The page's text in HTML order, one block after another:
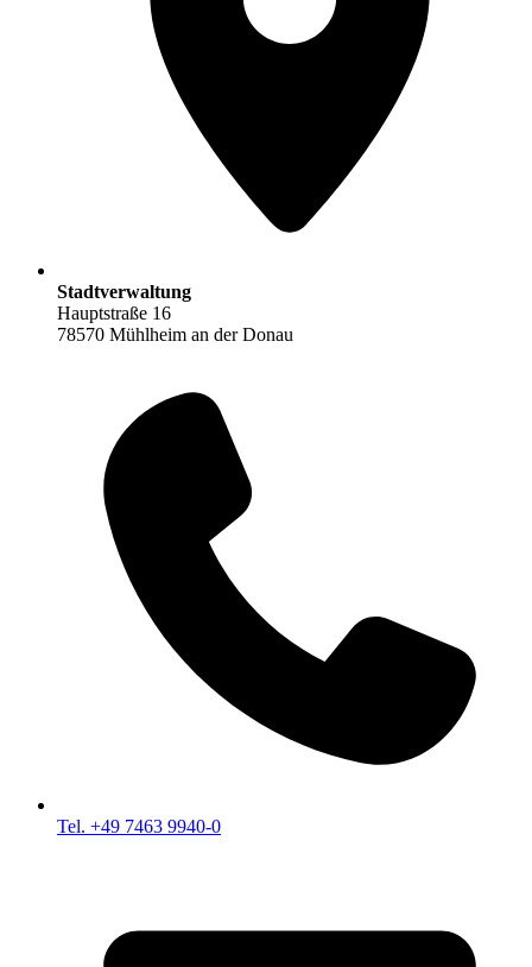
Stadtverwaltung
Hauptstraße 16
78570 Mühlheim an der Donau
Tel. +49 7463 9940-0